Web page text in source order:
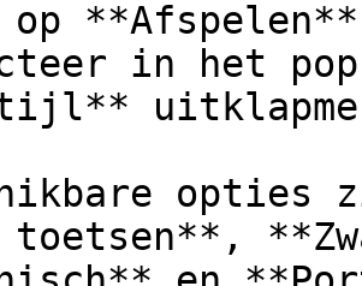
in het
opties